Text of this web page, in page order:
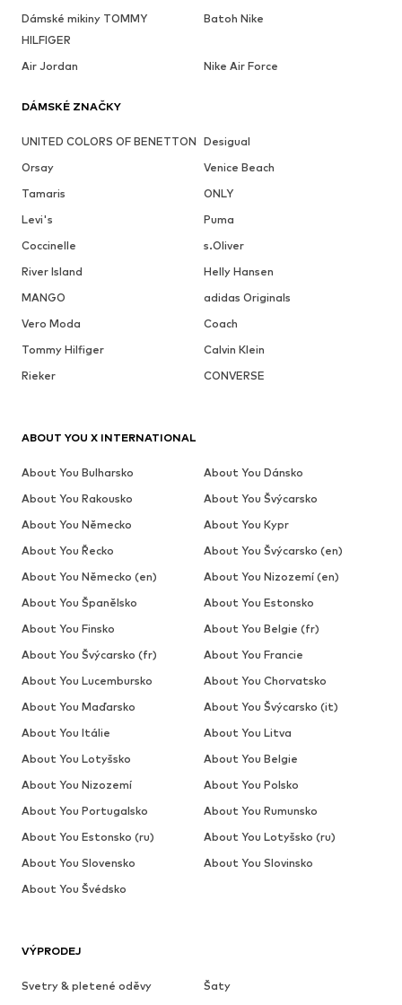
Dámské mikiny TOMMY
HILFIGER
Batoh Nike
Air Jordan Nike Air Force
DÁMSKÉ ZNAČKY
UNITED COLORS OF BENETTON Desigual
Orsay
Venice Beach
Tamaris
ONLY
Levi's
Puma
Coccinelle
s.Oliver
River Island
Helly Hansen
MANGO
adidas Originals
Vero Moda
Coach
Tommy Hilfiger
Calvin Klein
Rieker
CONVERSE
VÝPRODEJ
Svetry & pletené oděvy
Šaty
ABOUT YOU X INTERNATIONAL
About You Bulharsko
About You Dánsko
About You Rakousko
About You Švýcarsko
About You Německo
About You Kypr
About You Řecko
About You Švýcarsko (en)
About You Německo (en)
About You Nizozemí (en)
About You Španělsko
About You Estonsko
About You Finsko
About You Belgie (fr)
About You Švýcarsko (fr)
About You Francie
About You Lucembursko
About You Chorvatsko
About You Maďarsko
About You Švýcarsko (it)
About You Itálie
About You Litva
About You Lotyšsko
About You Belgie
About You Nizozemí
About You Polsko
About You Portugalsko
About You Rumunsko
About You Estonsko (ru)
About You Lotyšsko (ru)
About You Slovensko
About You Slovinsko
About You Švédsko